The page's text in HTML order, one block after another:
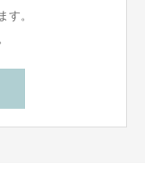
す。